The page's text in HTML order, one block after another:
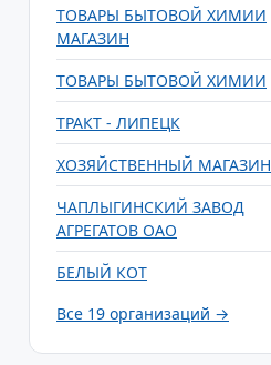
ТОВАРЫ БЫТОВОЙ ХИМИИ
МАГАЗИН
ТОВАРЫ БЫТОВОЙ ХИМИИ
ТРАКТ - ЛИПЕЦК
ХОЗЯЙСТВЕННЫЙ МАГАЗИН
ЧАПЛЫГИНСКИЙ ЗАВОД
АГРЕГАТОВ ОАО
БЕЛЫЙ КОТ
Все 19 организаций →